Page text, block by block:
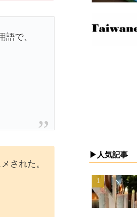
語で、
された。
▶人気記事